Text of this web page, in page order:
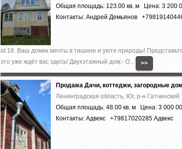
Общая площадь: 123.00 кв. м Цена: 3 200
Контакты: Андрей Демьянов
id:18. Ваш домик мечты в тишине и уюте природы!
это уже ждёт вас здесь! Двухэтажный дом:- О...
>>
Продажа Дачи, коттеджи, загородные
Ленинградская область, Юг, р-н Гатчинский
Общая площадь: 48.00 кв. м Цена: 3 000
Контакты: Адвекс +79817020285 Адвекс